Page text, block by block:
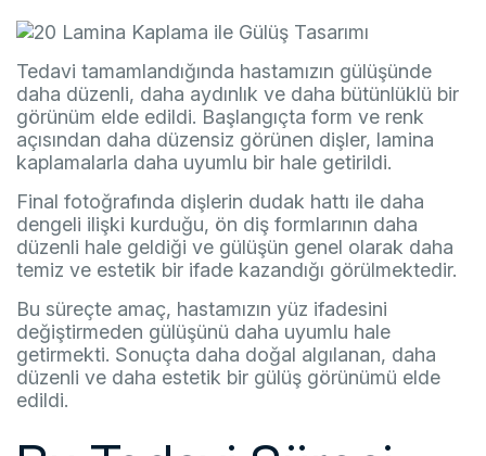
Tedavi tamamlandığında hastamızın gülüşünde
daha düzenli, daha aydınlık ve daha bütünlüklü bir
görünüm elde edildi. Başlangıçta form ve renk
açısından daha düzensiz görünen dişler, lamina
kaplamalarla daha uyumlu bir hale getirildi.
Final fotoğrafında dişlerin dudak hattı ile daha
dengeli ilişki kurduğu, ön diş formlarının daha
düzenli hale geldiği ve gülüşün genel olarak daha
temiz ve estetik bir ifade kazandığı görülmektedir.
Bu süreçte amaç, hastamızın yüz ifadesini
değiştirmeden gülüşünü daha uyumlu hale
getirmekti. Sonuçta daha doğal algılanan, daha
düzenli ve daha estetik bir gülüş görünümü elde
edildi.